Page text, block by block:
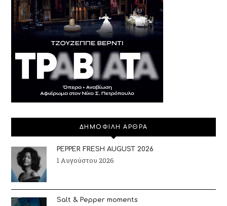
ΔΗΜΟΦΙΛΗ ΑΡΘΡΑ
PEPPER FRESH AUGUST 2026
1 Αυγούστου 2026
Salt & Pepper moments